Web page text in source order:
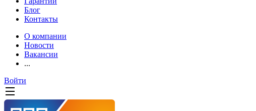
Блог
Контакты
О компании
Новости
Вакансии
...
Войти